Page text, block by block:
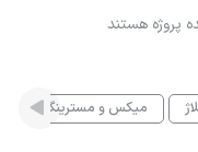
پروژه هستند
میکس و مسترینگ